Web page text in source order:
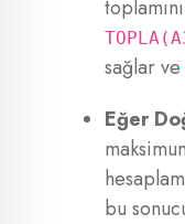
sağlar ve
Eğer
bu